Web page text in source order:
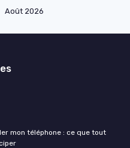
Août 2026
mon téléphone : ce que tout